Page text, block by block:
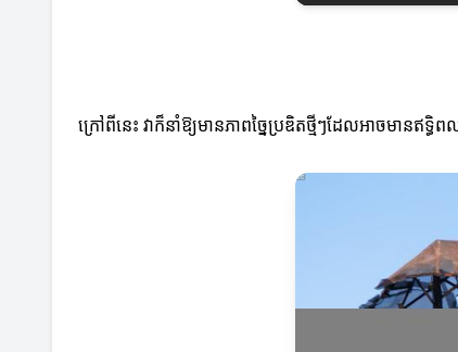
ក្រៅពីនេះ វាក៏នាំឱ្យមានភាពច្នៃប្រឌិតថ្មីៗដែលអាចមានឥ